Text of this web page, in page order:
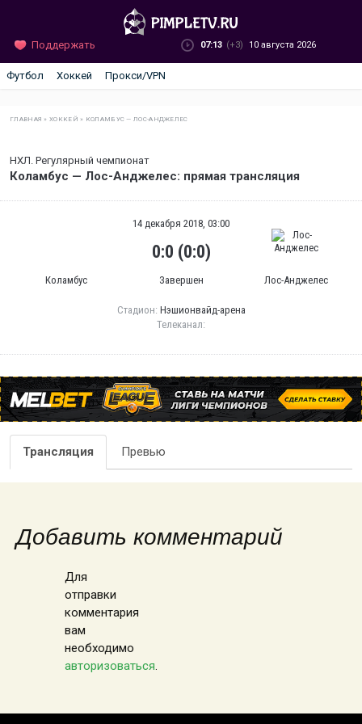
Поддержать 07:13 (+3) 10 августа 2026
Футбол Хоккей Прокси/VPN
ГЛАВНАЯ »ХОККЕЙ » КОЛАМБУС — ЛОС-АНДЖЕЛЕС
НХЛ. Регулярный чемпионат
Коламбус — Лос-Анджелес: прямая трансляция
Коламбус
14 декабря 2018, 03:00
0:0 (0:0)
Завершен Лос-Анджелес
Стадион: Нэшионвайд-арена
Телеканал:
Трансляция Превью
Добавить комментарий
Для
отправки
комментария
вам
необходимо
авторизоваться.